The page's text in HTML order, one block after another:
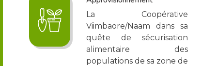
La Coopérative
Viimbaore/Naam dans sa
quête de sécurisation
alimentaire des
populations de sa zone de